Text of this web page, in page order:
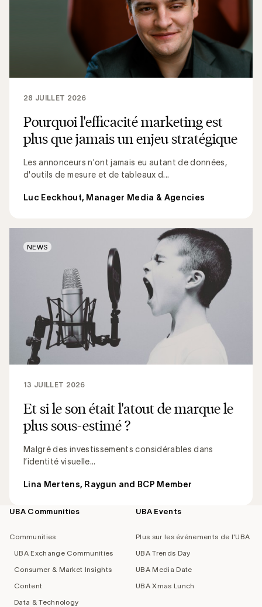
Pourquoi l'efficacité marketing est
plus que jamais un enjeu stratégique
Les annonceurs n'ont jamais eu autant de données,
d'outils de mesure et de tableaux d...
28 JUILLET 2026
Luc Eeckhout, Manager Media & Agencies
Et si le son était l'atout de marque le
plus sous-estimé ?
Malgré des investissements considérables dans
l’identité visuelle...
13 JUILLET 2026
Lina Mertens, Raygun and BCP Member
NEWS
Footer
UBA Communities
Communities
UBA Exchange Communities
Consumer & Market Insights
Content
Data & Technology
UBA Events
Plus sur les événements de l'UBA
UBA Trends Day
UBA Media Date
UBA Xmas Lunch